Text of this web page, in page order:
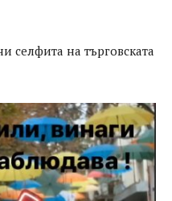
селфита на търговската